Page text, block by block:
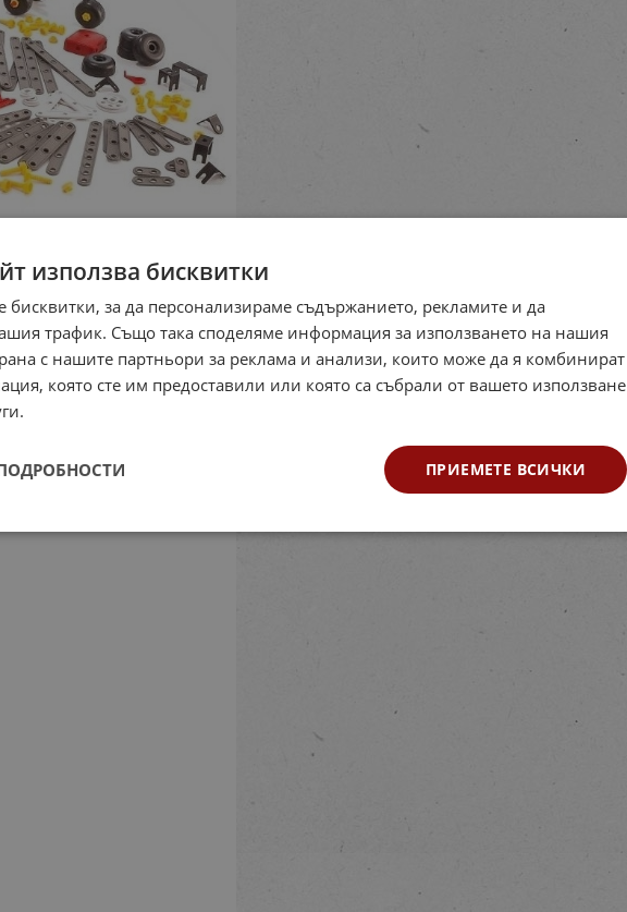
използва бисквитки
бисквитки, за да персонализираме съдържанието, рекламите и да
трафик. Също така споделяме информация за използването на нашия
с нашите партньори за реклама и анализи, които може да я комбинират
която сте им предоставили или която са събрали от вашето използване
ПРИЕМЕТЕ ВСИЧКИ